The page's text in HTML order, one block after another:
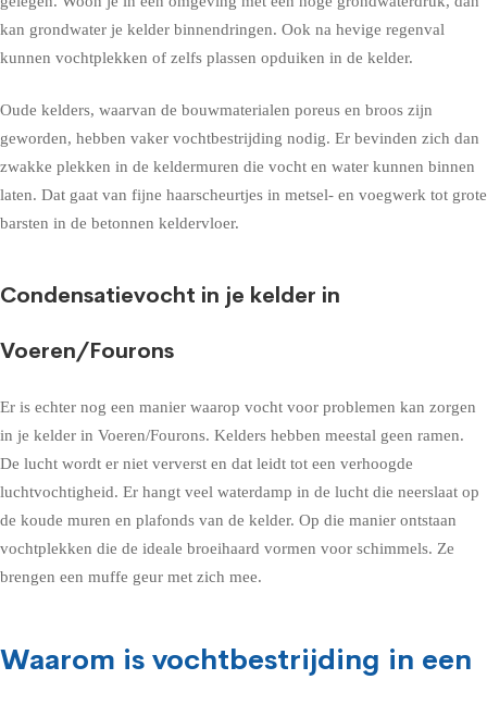
kan grondwater je kelder binnendringen. Ook na hevige regenval
kunnen vochtplekken of zelfs plassen opduiken in de kelder.
Oude kelders, waarvan de bouwmaterialen poreus en broos zijn
geworden, hebben vaker vochtbestrijding nodig. Er bevinden zich dan
zwakke plekken in de keldermuren die vocht en water kunnen binnen
laten. Dat gaat van fijne haarscheurtjes in metsel- en voegwerk tot grote
barsten in de betonnen keldervloer.
Condensatievocht in je kelder in
Voeren/Fourons
Er is echter nog een manier waarop vocht voor problemen kan zorgen
in je kelder in Voeren/Fourons. Kelders hebben meestal geen ramen.
De lucht wordt er niet ververst en dat leidt tot een verhoogde
luchtvochtigheid. Er hangt veel waterdamp in de lucht die neerslaat op
de koude muren en plafonds van de kelder. Op die manier ontstaan
vochtplekken die de ideale broeihaard vormen voor schimmels. Ze
brengen een muffe geur met zich mee.
Waarom is vochtbestrijding in een